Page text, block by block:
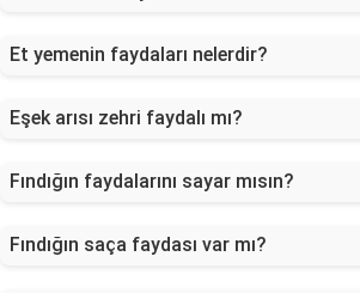
Et yemenin faydaları nelerdir?
Eşek arısı zehri faydalı mı?
Fındığın faydalarını sayar mısın?
Fındığın saça faydası var mı?